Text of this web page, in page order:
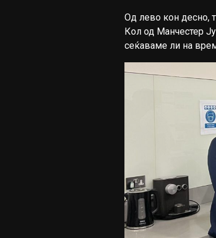
Од лево кон десно,
Кол од Манчестер
сеќаваме ли на